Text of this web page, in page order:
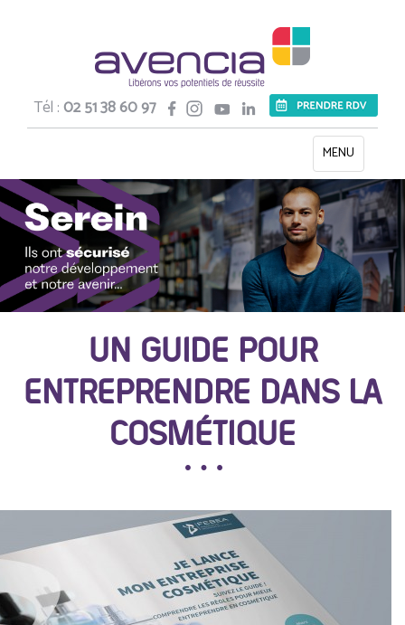
Tél :02 51 38 60 97
Toggle
navigation
MENU
UN GUIDE POUR
ENTREPRENDRE DANS LA
COSMÉTIQUE